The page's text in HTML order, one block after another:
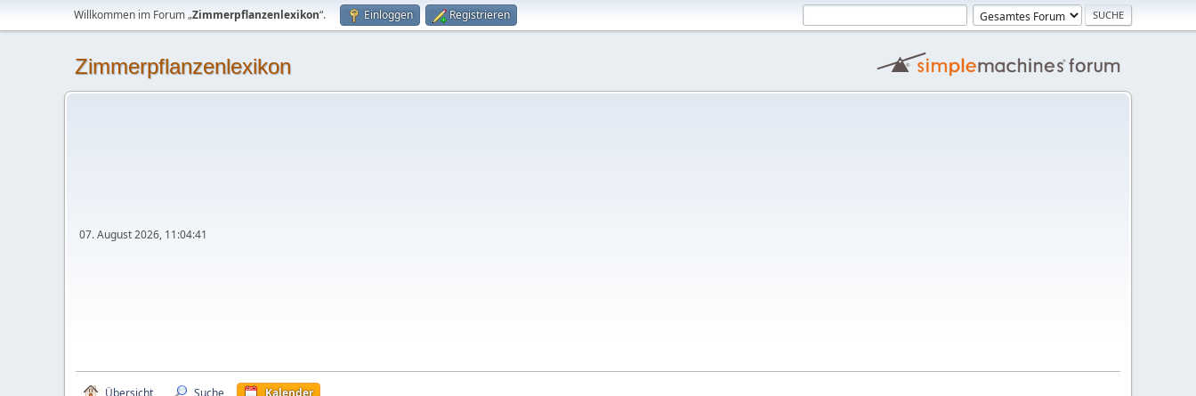
Willkommen im Forum „Zimmerpflanzenlexikon“. Einloggen Registrieren
Zimmerpflanzenlexikon
07. August 2026, 11:04:41
Übersicht Suche Kalender